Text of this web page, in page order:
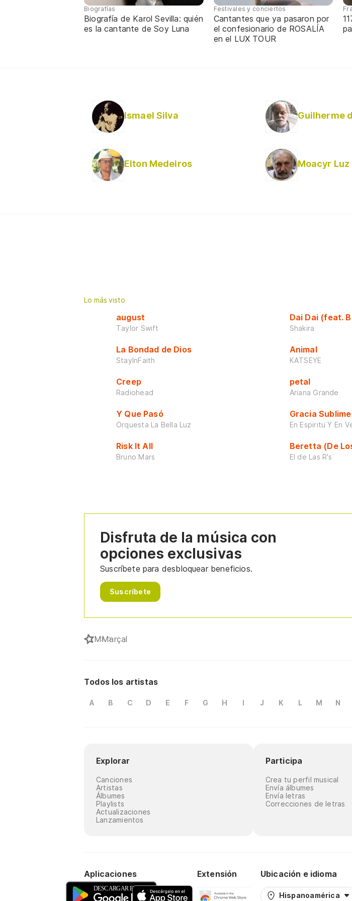
Biografías
Biografía de Karol Sevilla: quién
es la cantante de Soy Luna
Festivales y conciertos
Cantantes que ya pasaron por
el confesionario de ROSALÍA
en el LUX TOUR
Ismael Silva Guilherme
Elton Medeiros Moacyr Luz
Lo más visto
august
Taylor Swift
La Bondad de Dios
StayInFaith
Creep
Radiohead
Y Que Pasó
Orquesta La Bella Luz
Risk It All
Bruno Mars
Dai Dai (feat.
Shakira
Animal
KATSEYE
petal
Ariana Grande
Gracia Sublime
En Espiritu Y En
Beretta (De
El de Las R's
Disfruta de la música con
opciones exclusivas
Suscríbete para desbloquear beneficios.
Suscríbete
MMarçal
Todos los artistas
A B C D E F G H I J K L M N
Explorar
Canciones
Artistas
Álbumes
Playlists
Actualizaciones
Lanzamientos
Participa
Crea tu perfil musical
Envía álbumes
Envía letras
Correcciones de letras
Aplicaciones Extensión Ubicación e idioma
Hispanoamérica